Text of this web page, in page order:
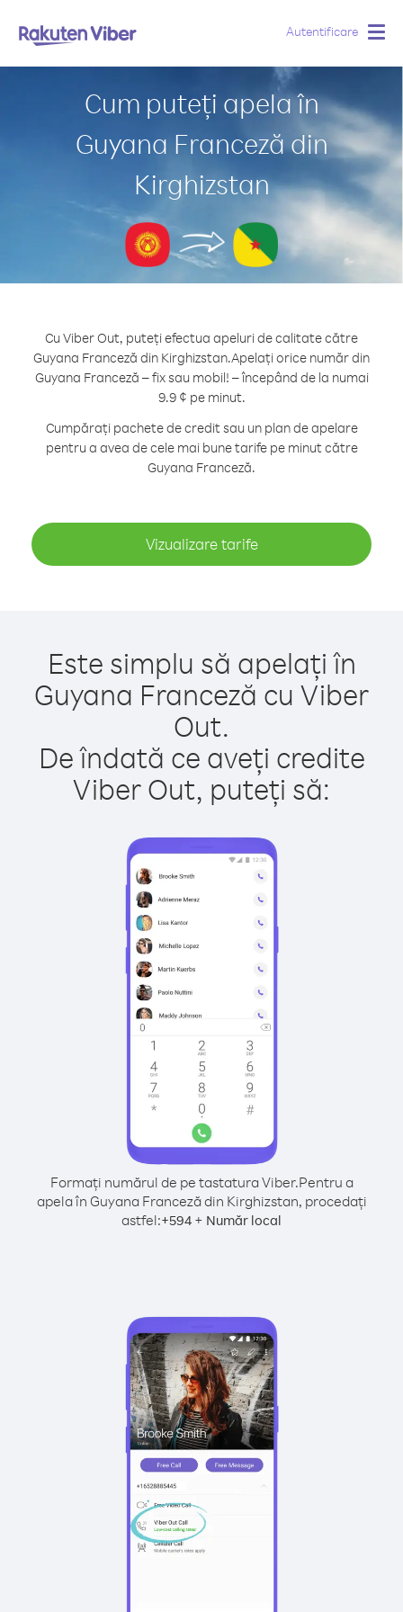
Autentificare
Cum puteți apela în
Guyana Franceză din
Kirghizstan
Cu Viber Out, puteți efectua apeluri de calitate către
Guyana Franceză din Kirghizstan.Apelați orice număr din
Guyana Franceză – fix sau mobil! – începând de la numai
9.9 ¢ pe minut.
Cumpărați pachete de credit sau un plan de apelare
pentru a avea de cele mai bune tarife pe minut către
Guyana Franceză.
Vizualizare tarife
Este simplu să apelați în
Guyana Franceză cu Viber
Out.
De îndată ce aveți credite
Viber Out, puteți să:
Formați numărul de pe tastatura Viber.Pentru a
apela în Guyana Franceză din Kirghizstan, procedați
astfel:+594 + Număr local